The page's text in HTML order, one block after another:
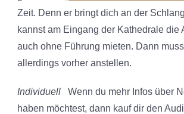
Zeit. Denn er bringt dich an der
kannst am Eingang der Kathedrale die
auch ohne Führung mieten. Dann
allerdings vorher anstellen.
Individuell
Wenn du mehr Infos über
haben möchtest, dann kauf dir den